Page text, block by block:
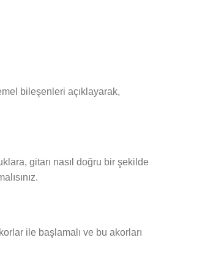
bileşenleri açıklayarak,
gitarı nasıl doğru bir şekilde
ile başlamalı ve bu akorları